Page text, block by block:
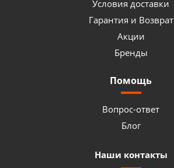
Условия доставки
Гарантия и Возврат
Акции
Бренды
Помощь
Вопрос-ответ
Блог
Наши контакты